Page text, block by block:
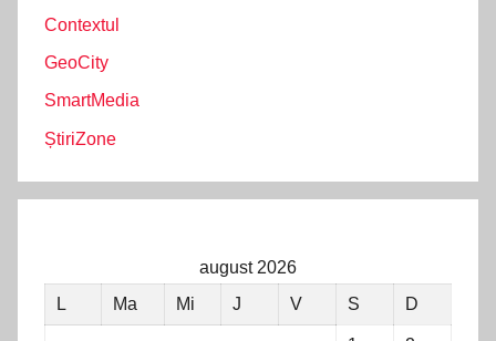
Contextul
GeoCity
SmartMedia
ȘtiriZone
august 2026
L
Ma Mi J V S D